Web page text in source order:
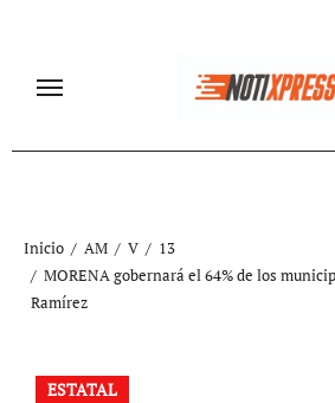
contenido
Inicio AM V
13
MORENA gobernará el 64% de los
Ramírez
ESTATAL